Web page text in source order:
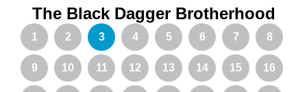
The Black Dagger Brotherhood
1 2 3 4 5 6 7 8
9 10 11 12 13 14 15 16